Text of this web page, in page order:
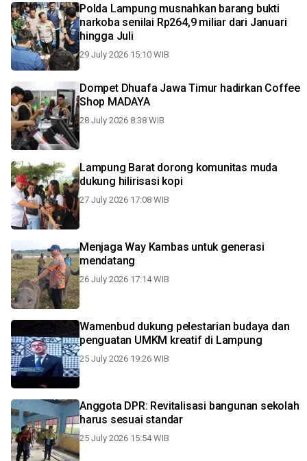
Polda Lampung musnahkan barang bukti
narkoba senilai Rp264,9 miliar dari Januari
hingga Juli
29 July 2026 15:10 WIB
Dompet Dhuafa Jawa Timur hadirkan Coffee
Shop MADAYA
28 July 2026 8:38 WIB
Lampung Barat dorong komunitas muda
dukung hilirisasi kopi
27 July 2026 17:08 WIB
Menjaga Way Kambas untuk generasi
mendatang
26 July 2026 17:14 WIB
Wamenbud dukung pelestarian budaya dan
penguatan UMKM kreatif di Lampung
25 July 2026 19:26 WIB
Anggota DPR: Revitalisasi bangunan sekolah
harus sesuai standar
25 July 2026 15:54 WIB